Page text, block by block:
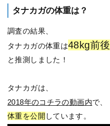
タナカガの体重は？
調査の結果、
タナカガの体重は48kg前後
と推測しました！
タナカガは、
2018年のコチラの動画内で、
体重を公開 しています。